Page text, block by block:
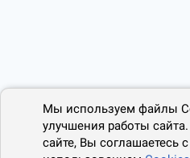
Мы используем файлы
улучшения работы
сайте, Вы соглашаетесь с